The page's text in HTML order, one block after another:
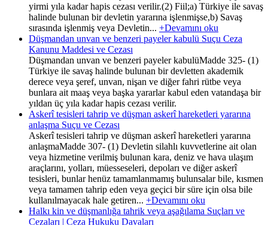
yirmi yıla kadar hapis cezası verilir.(2) Fiil;a) Türkiye ile savaş
halinde bulunan bir devletin yararına işlenmişse,b) Savaş
sırasında işlenmiş veya Devletin... +Devamını oku
Düşmandan unvan ve benzeri payeler kabulü Suçu Ceza
Kanunu Maddesi ve Cezası
Düşmandan unvan ve benzeri payeler kabulüMadde 325- (1)
Türkiye ile savaş halinde bulunan bir devletten akademik
derece veya şeref, unvan, nişan ve diğer fahri rütbe veya
bunlara ait maaş veya başka yararlar kabul eden vatandaşa bir
yıldan üç yıla kadar hapis cezası verilir.
Askerî tesisleri tahrip ve düşman askerî hareketleri yararına
anlaşma Suçu ve Cezası
Askerî tesisleri tahrip ve düşman askerî hareketleri yararına
anlaşmaMadde 307- (1) Devletin silahlı kuvvetlerine ait olan
veya hizmetine verilmiş bulunan kara, deniz ve hava ulaşım
araçlarını, yolları, müesseseleri, depoları ve diğer askerî
tesisleri, bunlar henüz tamamlanmamış bulunsalar bile, kısmen
veya tamamen tahrip eden veya geçici bir süre için olsa bile
kullanılmayacak hale getiren... +Devamını oku
Halkı kin ve düşmanlığa tahrik veya aşağılama Suçları ve
Cezaları | Ceza Hukuku Davaları